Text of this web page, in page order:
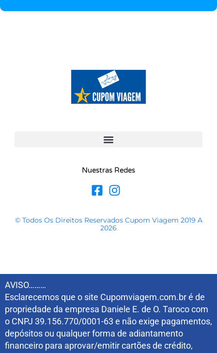
Nuestras Redes
© Todos Os Direitos Reservados Cupom Viagem 2019 A
2026
AVISO………
Esclarecemos que o site Cupomviagem.com.br é de
propriedade da empresa Daniele E. de O. Taroco com
o CNPJ 39.156.770/0001-63 e não exige pagamentos,
depósitos ou qualquer forma de adiantamento
financeiro para aprovar/emitir cartões de crédito,